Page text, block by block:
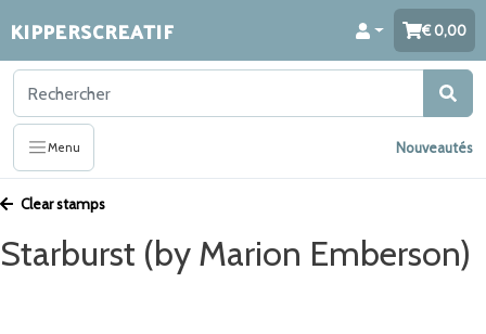
KIPPERSCREATIF 0,00
Menu Nouveautés
Clear stamps
Starburst (by Marion Emberson)